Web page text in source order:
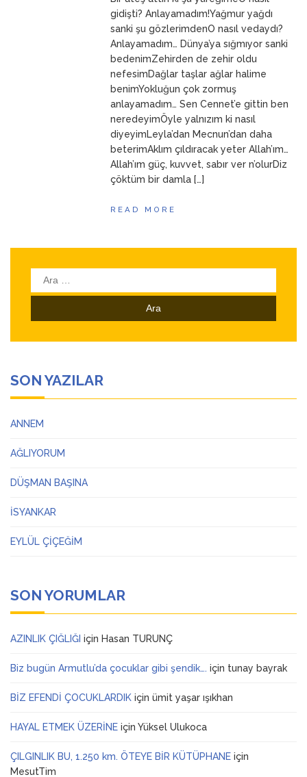
ANNEMgidişti? Anlayamadım!Yağmur yağdı
sanki şu gözlerimdenO nasıl vedaydı?
Anlayamadım… Dünya’ya sığmıyor sanki
bedenimZehirden de zehir oldu
nefesimDağlar taşlar ağlar halime
benimYokluğun çok zormuş
anlayamadım… Sen Cennet’e gittin ben
neredeyimÖyle yalnızım ki nasıl
diyeyimLeyla’dan Mecnun’dan daha
beterimAklım çıldıracak yeter Allah’ım…
Allah’ım güç, kuvvet, sabır ver n’olurDiz
çöktüm bir damla […]
READ MORE
Arama:
SON YAZILAR
ANNEM
AĞLIYORUM
DÜŞMAN BAŞINA
İSYANKAR
EYLÜL ÇİÇEĞİM
SON YORUMLAR
AZINLIK ÇIĞLIĞI için Hasan TURUNÇ
Biz bugün Armutlu’da çocuklar gibi şendik…. için tunay bayrak
BİZ EFENDİ ÇOCUKLARDIK için ümit yaşar ışıkhan
HAYAL ETMEK ÜZERİNE için Yüksel Ulukoca
ÇILGINLIK BU, 1.250 km. ÖTEYE BİR KÜTÜPHANE için
MesutTim